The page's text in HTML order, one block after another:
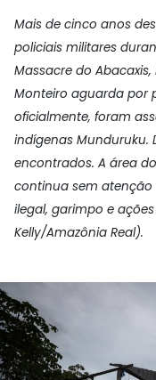
Mais de cinco anos
policiais militares
Massacre do
Monteiro aguarda por
oficialmente, foram
indígenas Munduruku.
encontrados. A área
continua sem atenção
ilegal, garimpo e
Kelly/Amazônia Real).